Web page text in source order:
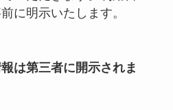
に明示いたします。
は第三者に開示されま